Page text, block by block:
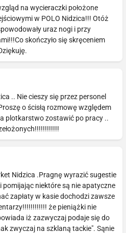
na wycieraczki położone
w POLO Nidzica!!! Otóż
uraz nogi i przy
skończyło się skręceniem
.. Nie cieszy się przez personel
o ścisłą rozmowę względem
plotkarstwo zostawić po pracy ..
Nidzica .Pragnę wyrazić sugestie
pomijając niektóre są nie apatyczne
zapłaty w kasie dochodzi zawsze
że pieniążki nie
iż zazwyczaj podaje się do
zwyczaj na szklaną tackie". Sąnie